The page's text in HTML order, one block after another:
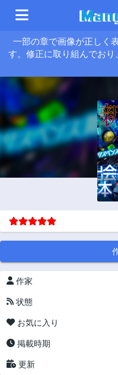
一部の章で画像が正しく
す。修正に取り組んでお
作家
状態
お気に入り
掲載時期
更新